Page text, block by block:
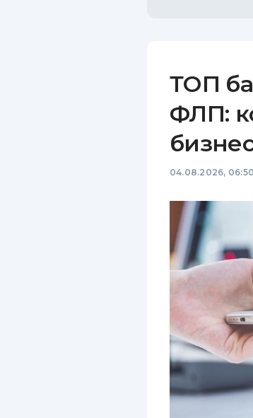
ТОП
ФЛП:
04.08.2026, 06:50